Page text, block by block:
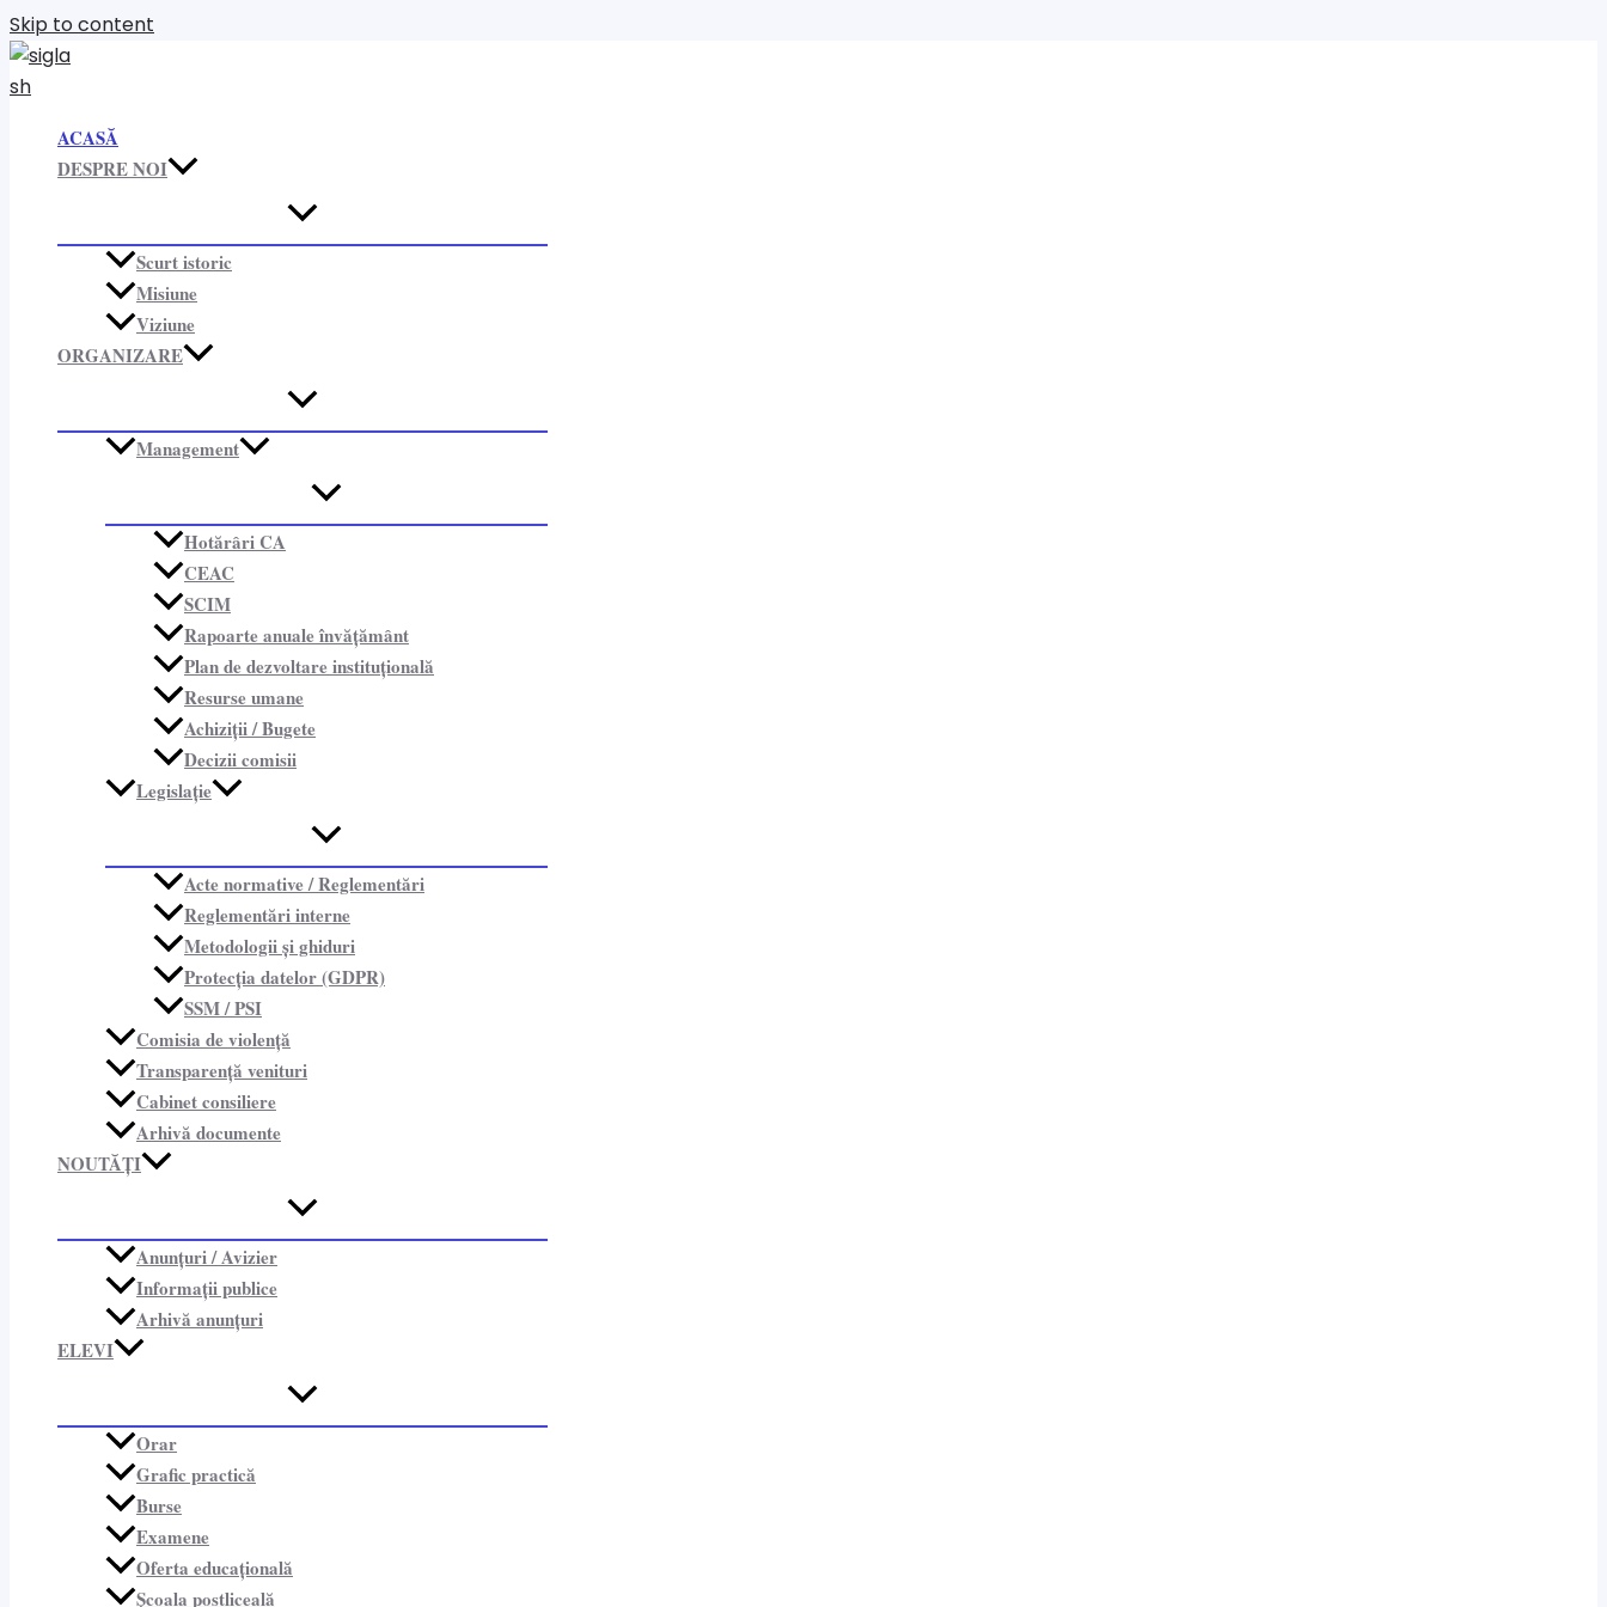
Skip to content
ACASĂ
DESPRE NOI
Scurt istoric
Misiune
Viziune
ORGANIZARE​
Management
Hotărâri CA
CEAC
SCIM
Rapoarte anuale învățământ
Plan de dezvoltare instituțională
Resurse umane
Achiziții / Bugete
Decizii comisii
Legislație
Acte normative / Reglementări
Reglementări interne
Metodologii și ghiduri
Protecția datelor (GDPR)
SSM / PSI
Comisia de violență
Transparență venituri
Cabinet consiliere​
Arhivă documente
NOUTĂȚI
Anunțuri / Avizier
Informații publice​
Arhivă anunțuri
ELEVI
Orar
Grafic practică
Burse
Examene
Oferta educațională
Școala postliceală